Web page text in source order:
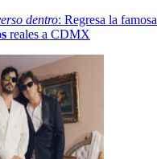
dentro: Regresa la famosa
reales a CDMX